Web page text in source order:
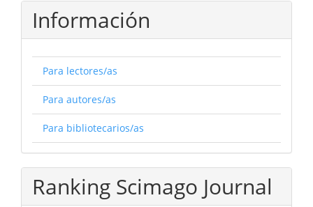
Información
Para lectores/as
Para autores/as
Para bibliotecarios/as
Ranking Scimago Journal